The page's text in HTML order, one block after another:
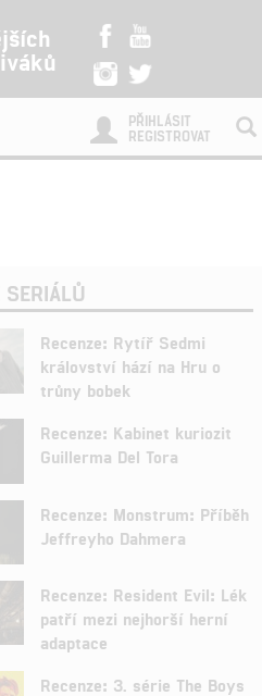
PŘIHLÁSIT
REGISTROVAT
SERIÁLŮ
Recenze: Rytíř Sedmi
království hází na Hru o
trůny bobek
Recenze: Kabinet kuriozit
Guillerma Del Tora
Recenze: Monstrum: Příběh
Jeffreyho Dahmera
Recenze: Resident Evil: Lék
patří mezi nejhorší herní
adaptace
Recenze: 3. série The Boys